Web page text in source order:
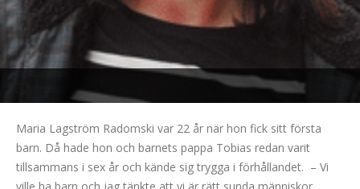
Maria Lagström Radomski var 22 år när hon fick sitt första
barn. Då hade hon och barnets pappa Tobias redan varit
tillsammans i sex år och kände sig trygga i förhållandet. – Vi